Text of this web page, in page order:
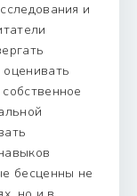
и
бесценны не